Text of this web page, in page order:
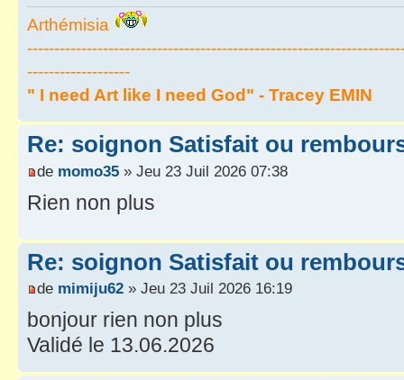
Arthémisia
-------------------
" I need Art like I need God" - Tracey EMIN
Re: soignon Satisfait ou
de momo35 » Jeu 23 Juil 2026 07:38
Rien non plus
Re: soignon Satisfait ou
de mimiju62 » Jeu 23 Juil 2026 16:19
bonjour rien non plus
Validé le 13.06.2026